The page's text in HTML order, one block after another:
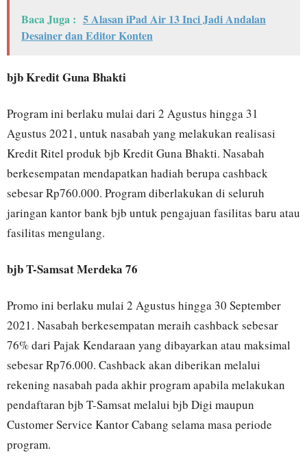
Baca Juga : 5 Alasan iPad Air 13 Inci Jadi Andalan
Desainer dan Editor Konten
bjb Kredit Guna Bhakti
Program ini berlaku mulai dari 2 Agustus hingga 31
Agustus 2021, untuk nasabah yang melakukan realisasi
Kredit Ritel produk bjb Kredit Guna Bhakti. Nasabah
berkesempatan mendapatkan hadiah berupa cashback
sebesar Rp760.000. Program diberlakukan di seluruh
jaringan kantor bank bjb untuk pengajuan fasilitas baru atau
fasilitas mengulang.
bjb T-Samsat Merdeka 76
Promo ini berlaku mulai 2 Agustus hingga 30 September
2021. Nasabah berkesempatan meraih cashback sebesar
76% dari Pajak Kendaraan yang dibayarkan atau maksimal
sebesar Rp76.000. Cashback akan diberikan melalui
rekening nasabah pada akhir program apabila melakukan
pendaftaran bjb T-Samsat melalui bjb Digi maupun
Customer Service Kantor Cabang selama masa periode
program.